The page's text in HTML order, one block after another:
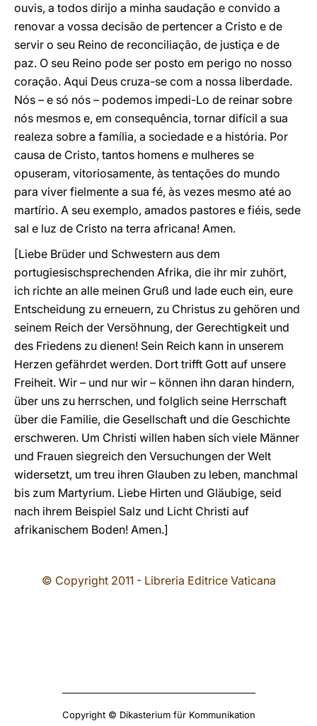
ouvis, a todos dirijo a minha saudação e convido a
renovar a vossa decisão de pertencer a Cristo e de
servir o seu Reino de reconciliação, de justiça e de
paz. O seu Reino pode ser posto em perigo no nosso
coração. Aqui Deus cruza-se com a nossa liberdade.
Nós – e só nós – podemos impedi-Lo de reinar sobre
nós mesmos e, em consequência, tornar difícil a sua
realeza sobre a família, a sociedade e a história. Por
causa de Cristo, tantos homens e mulheres se
opuseram, vitoriosamente, às tentações do mundo
para viver fielmente a sua fé, às vezes mesmo até ao
martírio. A seu exemplo, amados pastores e fiéis, sede
sal e luz de Cristo na terra africana! Amen.
[Liebe Brüder und Schwestern aus dem
portugiesischsprechenden Afrika, die ihr mir zuhört,
ich richte an alle meinen Gruß und lade euch ein, eure
Entscheidung zu erneuern, zu Christus zu gehören und
seinem Reich der Versöhnung, der Gerechtigkeit und
des Friedens zu dienen! Sein Reich kann in unserem
Herzen gefährdet werden. Dort trifft Gott auf unsere
Freiheit. Wir – und nur wir – können ihn daran hindern,
über uns zu herrschen, und folglich seine Herrschaft
über die Familie, die Gesellschaft und die Geschichte
erschweren. Um Christi willen haben sich viele Männer
und Frauen siegreich den Versuchungen der Welt
widersetzt, um treu ihren Glauben zu leben, manchmal
bis zum Martyrium. Liebe Hirten und Gläubige, seid
nach ihrem Beispiel Salz und Licht Christi auf
afrikanischem Boden! Amen.]
© Copyright 2011 - Libreria Editrice Vaticana
Copyright © Dikasterium für Kommunikation